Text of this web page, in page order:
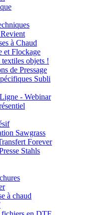
à Chaud
et Flockage
objets !
de Pressage
Subli
- Webinar
Sawgrass
Forever
Stahls
à chaud